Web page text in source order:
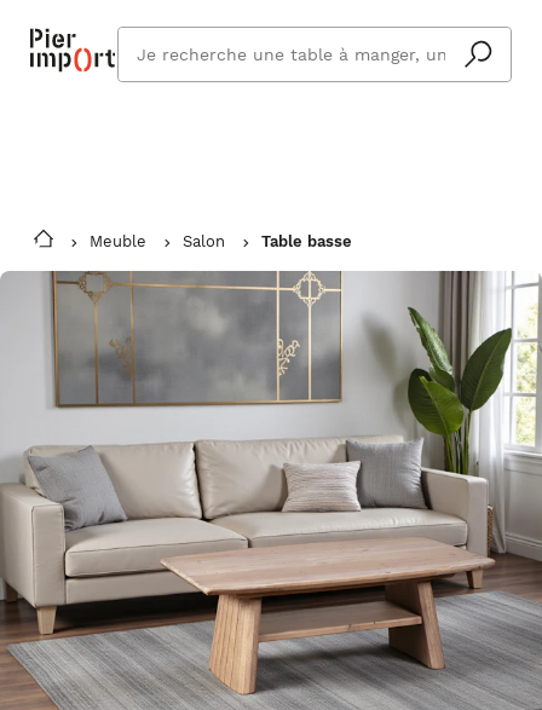
Vous êtes absent ? Pier Import s'adapte
et vous livre à votre retour.
En savoir plus
cherchez
vous ?
Meuble Salon Table basse